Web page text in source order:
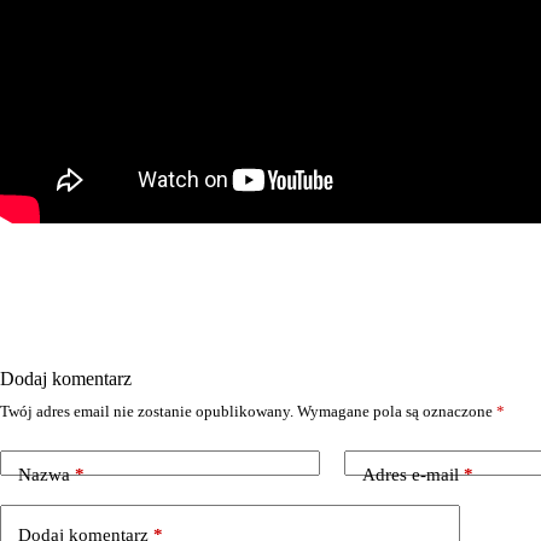
Dodaj komentarz
Twój adres email nie zostanie opublikowany. Wymagane pola są oznaczone *
Nazwa* Adres e-mail*
Dodaj komentarz *